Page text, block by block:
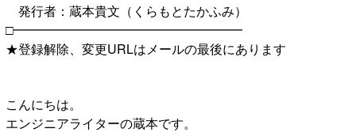
発行者：蔵本貴文（くらもとたかふみ）
□━━━━━━━━━━━━━━━━━━
★登録解除、変更URLはメールの最後にあります
こんにちは。
エンジニアライターの蔵本です。